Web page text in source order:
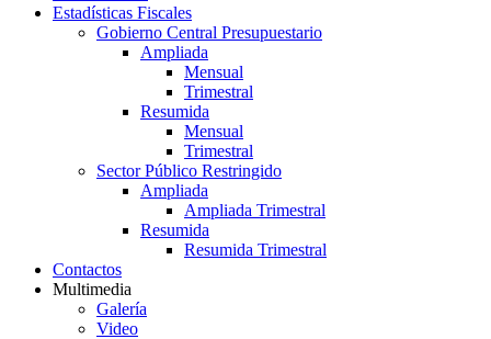
Estadísticas Fiscales
Gobierno Central Presupuestario
Ampliada
Mensual
Trimestral
Resumida
Mensual
Trimestral
Sector Público Restringido
Ampliada
Ampliada Trimestral
Resumida
Resumida Trimestral
Contactos
Multimedia
Galería
Video